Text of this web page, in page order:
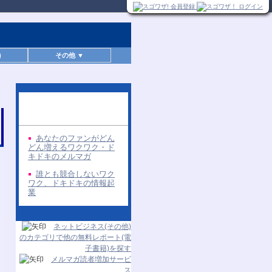
その他 ▼
あなたのファンがどん
どん増えるワクワク・ド
キドキのメルマガ
誰とも競合しないワク
ワク、ドキドキの情報起
業
ネットビジネス(その他)
のカテゴリで他の無料レポート(電
子書籍)を探す
メルマガ読者増加サービ
ス